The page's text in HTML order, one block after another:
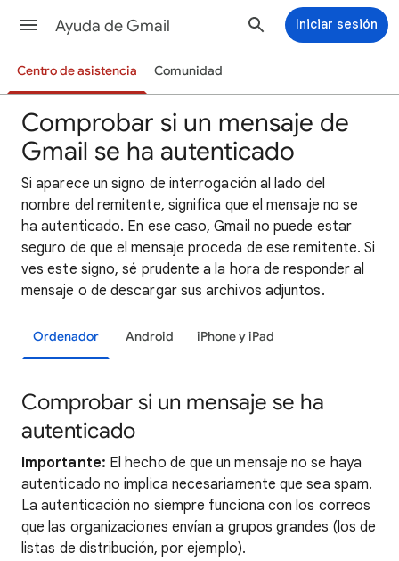
Ayuda de Gmail Iniciar sesión
Centro de asistencia Comunidad
Comprobar si un mensaje de
Gmail se ha autenticado
Si aparece un signo de interrogación al lado del
nombre del remitente, significa que el mensaje no se
ha autenticado. En ese caso, Gmail no puede estar
seguro de que el mensaje proceda de ese remitente. Si
ves este signo, sé prudente a la hora de responder al
mensaje o de descargar sus archivos adjuntos.
Ordenador Android iPhone y iPad
Comprobar si un mensaje se ha
autenticado
Importante: El hecho de que un mensaje no se haya
autenticado no implica necesariamente que sea spam.
La autenticación no siempre funciona con los correos
que las organizaciones envían a grupos grandes (los de
listas de distribución, por ejemplo).